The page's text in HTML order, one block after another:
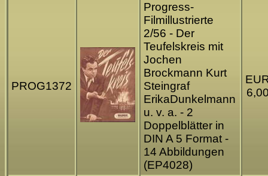
PROG1372
Progress-
Filmillustrierte
2/56 - Der
Teufelskreis mit
Jochen
Brockmann Kurt
Steingraf
ErikaDunkelmann
u. v. a. - 2
Doppelblätter in
DIN A 5 Format -
14 Abbildungen
(EP4028)